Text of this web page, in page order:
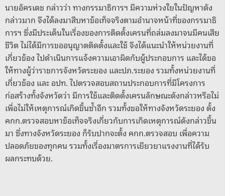
นายอัครเดช กล่าวว่า ทางกรรมาธิการฯ มีความห่วงใยในปัญหาดัง
กล่าวมาก จึงได้ลงมาสืบหาข้อเท็จจริงตามอำนาจหน้าที่ของกรรมาธิ
การฯ ซึ่งมีประเด็นในเรื่องของการติดตั้งเครนที่ถล่มลงมาจนมีคนเสีย
ชีวิต ไม่ได้มีการขออนุญาตติดตั้งและใช้ จึงได้แนะนำให้หน่วยงานที่
เกี่ยวข้อง ไปดำเนินการแจ้งความเอาผิดกับผู้ประกอบการ และได้ขอ
ให้ทางผู้ว่าราชการจังหวัดระยอง และปภ.ระยอง รวมทั้งหน่วยงานที่
เกี่ยวข้อง และ อปท. ไปตรวจสอบสถานประกอบการที่มีโครงการ
ก่อสร้างทั้งจังหวัดว่า มีการใช้และติดตั้งเครนลักษณะดังกล่าวหรือไม่
เพื่อไม่ให้เหตุการณ์เกิดขึ้นซ้ำอีก รวมทั้งขอให้ทางจังหวัดระยอง ตั้ง
คกก.ตรวจสอบหาข้อเท็จจริงเกี่ยวกับการเกิดเหตุการณ์ดังกล่าวขึ้น
มา ซึ่งทางจังหวัดระยอง ก็รับปากจะตั้ง คกก.ตรวจสอบ เพื่อความ
ปลอดภัยของทุกคน รวมทั้งเรื่องมาตรการเยียวยาแรงงานที่ได้รับ
ผลกระทบด้วย.